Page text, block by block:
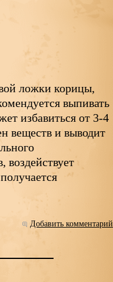
ложки корицы,
выпивать
избавиться от 3-4
веществ и выводит
воздействует
Добавить комментарий